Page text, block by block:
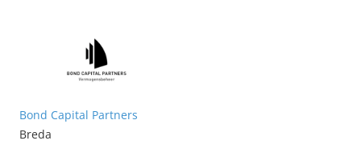
Bond Capital Partners
Breda